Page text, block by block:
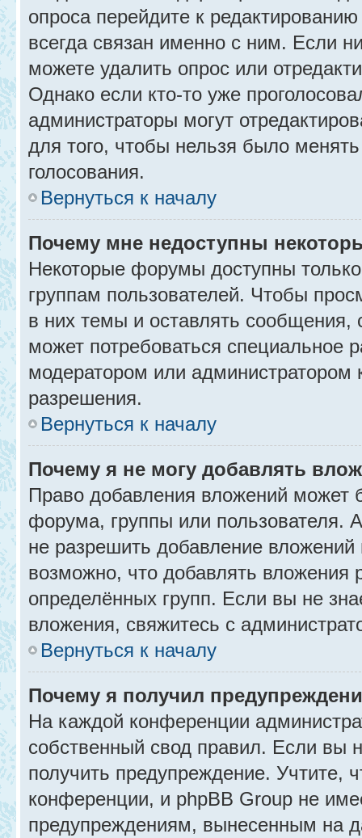
опроса перейдите к
всегда связан именно с ним. Если
можете удалить опрос или
Однако если кто-то уже
администраторы могут
для того, чтобы нельзя было
голосования.
Вернуться к началу
Почему мне недоступны
Некоторые форумы доступны
группам пользователей. Чтобы
в них темы и оставлять сообщения,
может потребоваться специальное
модератором или администратором
разрешения.
Вернуться к началу
Почему я не могу добавлять
Право добавления вложений может
форума, группы или пользователя.
не разрешить добавление
возможно, что добавлять вложения
определённых групп. Если вы не
вложения, свяжитесь с
Вернуться к началу
Почему я получил
На каждой конференции
собственный свод правил. Если вы
получить предупреждение. Учтите,
конференции, и phpBB Group не
предупреждениям, вынесенным на